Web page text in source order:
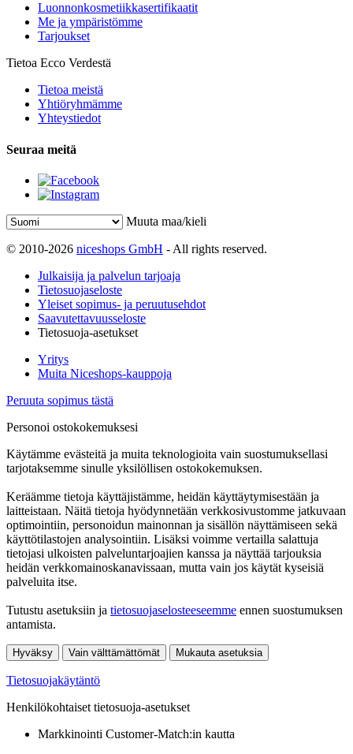
Luonnonkosmetiikkasertifikaatit
Me ja ympäristömme
Tarjoukset
Tietoa Ecco Verdestä
Tietoa meistä
Yhtiöryhmämme
Yhteystiedot
Seuraa meitä
Muuta maa/kieli
© 2010-2026 niceshops GmbH - All rights reserved.
Julkaisija ja palvelun tarjoaja
Tietosuojaseloste
Yleiset sopimus- ja peruutusehdot
Saavutettavuusseloste
Tietosuoja-asetukset
Yritys
Muita Niceshops-kauppoja
Peruuta sopimus tästä
Personoi ostokokemuksesi
Käytämme evästeitä ja muita teknologioita vain suostumuksellasi
tarjotaksemme sinulle yksilöllisen ostokokemuksen.
Keräämme tietoja käyttäjistämme, heidän käyttäytymisestään ja
laitteistaan. Näitä tietoja hyödynnetään verkkosivustomme jatkuvaan
optimointiin, personoidun mainonnan ja sisällön näyttämiseen sekä
käyttötilastojen analysointiin. Lisäksi voimme vertailla salattuja
tietojasi ulkoisten palveluntarjoajien kanssa ja näyttää tarjouksia
heidän verkkomainoskanavissaan, mutta vain jos käytät kyseisiä
palveluita itse.
Tutustu asetuksiin ja tietosuojaselosteeseemme ennen suostumuksen
antamista.
Hyväksy Vain välttämättömät Mukauta asetuksia
Tietosuojakäytäntö
Henkilökohtaiset tietosuoja-asetukset
Markkinointi Customer-Match:in kautta